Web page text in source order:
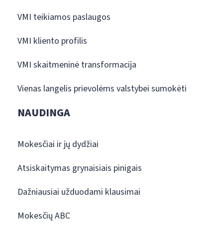
VMI teikiamos paslaugos
VMI kliento profilis
VMI skaitmeninė transformacija
Vienas langelis prievolėms valstybei sumokėti
NAUDINGA
Mokesčiai ir jų dydžiai
Atsiskaitymas grynaisiais pinigais
Dažniausiai užduodami klausimai
Mokesčių ABC